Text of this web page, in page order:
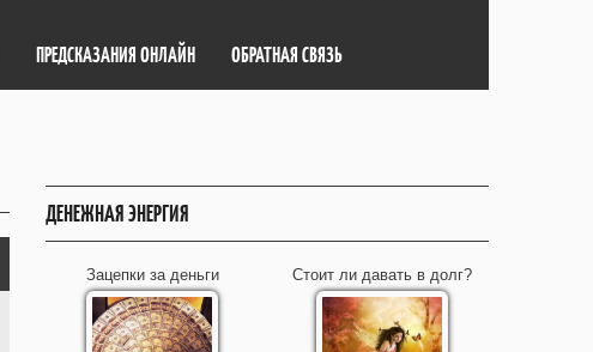
ПРЕДСКАЗАНИЯ ОНЛАЙН ОБРАТНАЯ СВЯЗЬ
ДЕНЕЖНАЯ ЭНЕРГИЯ
Зацепки за деньги Стоит ли давать в долг?